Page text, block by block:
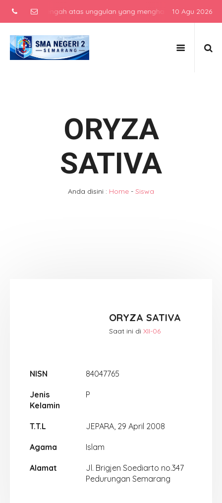
menengah atas unggulan yang menghasilkan lulusan
10 Agu 2026
ORYZA
SATIVA
Anda disini : Home - Siswa
ORYZA SATIVA
Saat ini di XII-06
NISN 84047765
Jenis
Kelamin
P
T.T.L JEPARA, 29 April 2008
Agama Islam
Alamat
Jl. Brigjen Soediarto no.347
Pedurungan Semarang